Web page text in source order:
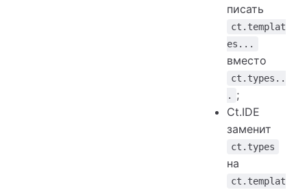
писать
ct.templat
es...
вместо
ct.types..
.
;
Ct.IDE
заменит
ct.types
на
ct.templat